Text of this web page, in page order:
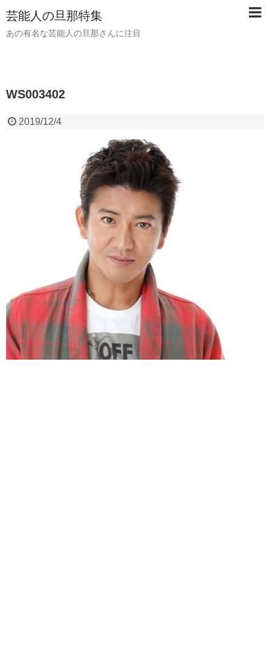
芸能人の旦那特集
あの有名な芸能人の旦那さんに注目
WS003402
2019/12/4